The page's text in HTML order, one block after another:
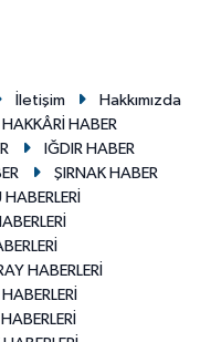
İletişim
Hakkımızda
HAKKÂRİ HABER
IĞDIR HABER
ŞIRNAK HABER
HABERLERİ
HABERLERİ